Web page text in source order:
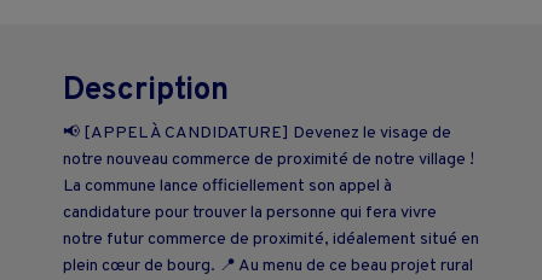
Description
📢 [APPEL À CANDIDATURE] Devenez le visage de
notre nouveau commerce de proximité de notre village !
La commune lance officiellement son appel à
candidature pour trouver la personne qui fera vivre
notre futur commerce de proximité, idéalement situé en
plein cœur de bourg. 📍 Au menu de ce beau projet rural